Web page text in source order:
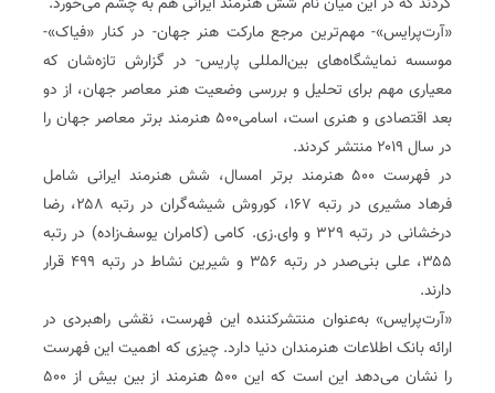
«آرت‌پرایس»- مهم‌ترین مرجع مارکت هنر جهان- در کنار «فیاک»-
موسسه نمایشگاه‌های بین‌المللی پاریس- در گزارش تازه‌شان که
معیاری مهم برای تحلیل و بررسی وضعیت هنر معاصر جهان، از دو
بعد اقتصادی و هنری است، اسامی۵۰۰ هنرمند برتر معاصر جهان را
در سال ۲۰۱۹ منتشر کردند.
در فهرست ۵۰۰ هنرمند برتر امسال، شش هنرمند ایرانی شامل
فرهاد مشیری در رتبه ۱۶۷، کوروش شیشه‌گران در رتبه ۲۵۸، رضا
درخشانی در رتبه ۳۲۹ و وای.زی. کامی (کامران یوسف‌زاده) در رتبه
۳۵۵، علی بنی‌صدر در رتبه ۳۵۶ و شیرین نشاط در رتبه ۴۹۹ قرار
دارند.
‌«آرت‌پرایس» به‌عنوان منتشرکننده این فهرست، نقشی راهبردی در
ارائه بانک اطلاعات هنرمندان دنیا دارد. چیزی که اهمیت این فهرست
را نشان می‌دهد این است که این ۵٠٠ هنرمند از بین بیش از ۵٠٠